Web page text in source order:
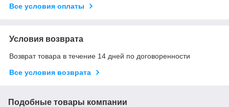
Все условия оплаты
Условия возврата
Возврат товара в течение 14 дней по договоренности
Все условия возврата
Подобные товары компании